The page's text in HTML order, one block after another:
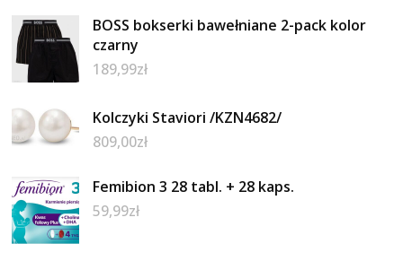
BOSS bokserki bawełniane 2-pack kolor
czarny
189,99zł
Kolczyki Staviori /KZN4682/
809,00zł
Femibion 3 28 tabl. + 28 kaps.
59,99zł